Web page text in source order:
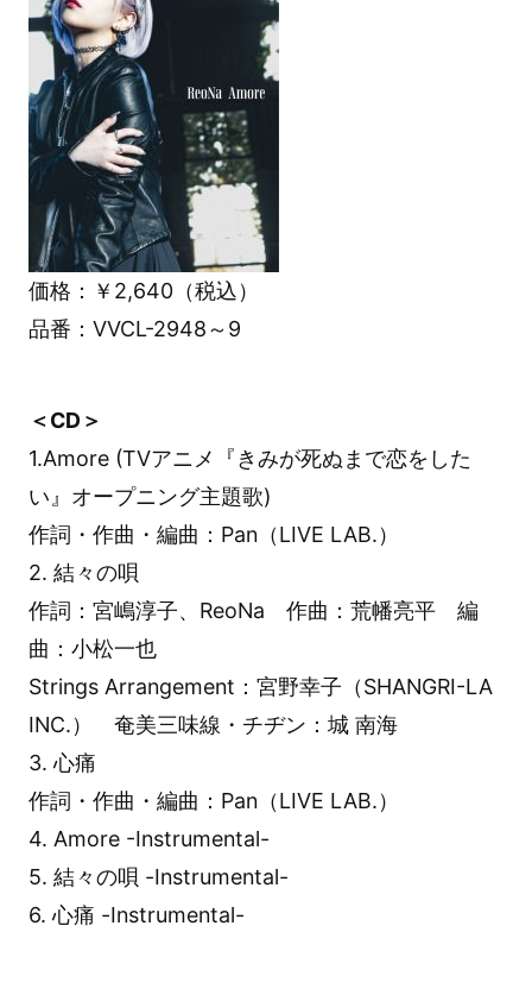
価格：￥2,640（税込）
品番：VVCL-2948～9
＜CD＞
1.Amore (TVアニメ『きみが死ぬまで恋をした
い』オープニング主題歌)
作詞・作曲・編曲：Pan（LIVE LAB.）
2. 結々の唄
作詞：宮嶋淳子、ReoNa 作曲：荒幡亮平 編
曲：小松一也
Strings Arrangement：宮野幸子（SHANGRI-LA
INC.） 奄美三味線・チヂン：城 南海
3. 心痛
作詞・作曲・編曲：Pan（LIVE LAB.）
4. Amore -Instrumental-
5. 結々の唄 -Instrumental-
6. 心痛 -Instrumental-